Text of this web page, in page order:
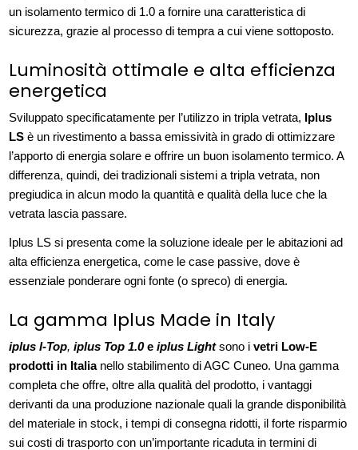
un isolamento termico di 1.0 a fornire una caratteristica di
sicurezza, grazie al processo di tempra a cui viene sottoposto.
Luminosità ottimale e alta efficienza
energetica
Sviluppato specificatamente per l’utilizzo in tripla vetrata, Iplus
LSè un rivestimento a bassa emissività in grado di ottimizzare
l’apporto di energia solare e offrire un buon isolamento termico. A
differenza, quindi, dei tradizionali sistemi a tripla vetrata, non
pregiudica in alcun modo la quantità e qualità della luce che la
vetrata lascia passare.
Iplus LS si presenta come la soluzione ideale per le abitazioni ad
alta efficienza energetica, come le case passive, dove è
essenziale ponderare ogni fonte (o spreco) di energia.
La gamma Iplus Made in Italy
iplus I-Top, iplus Top 1.0e iplus Lightsono i vetri Low-E
prodotti in Italianello stabilimento di AGC Cuneo. Una gamma
completa che offre, oltre alla qualità del prodotto, i vantaggi
derivanti da una produzione nazionale quali la grande disponibilità
del materiale in stock, i tempi di consegna ridotti, il forte risparmio
sui costi di trasporto con un’importante ricaduta in termini di